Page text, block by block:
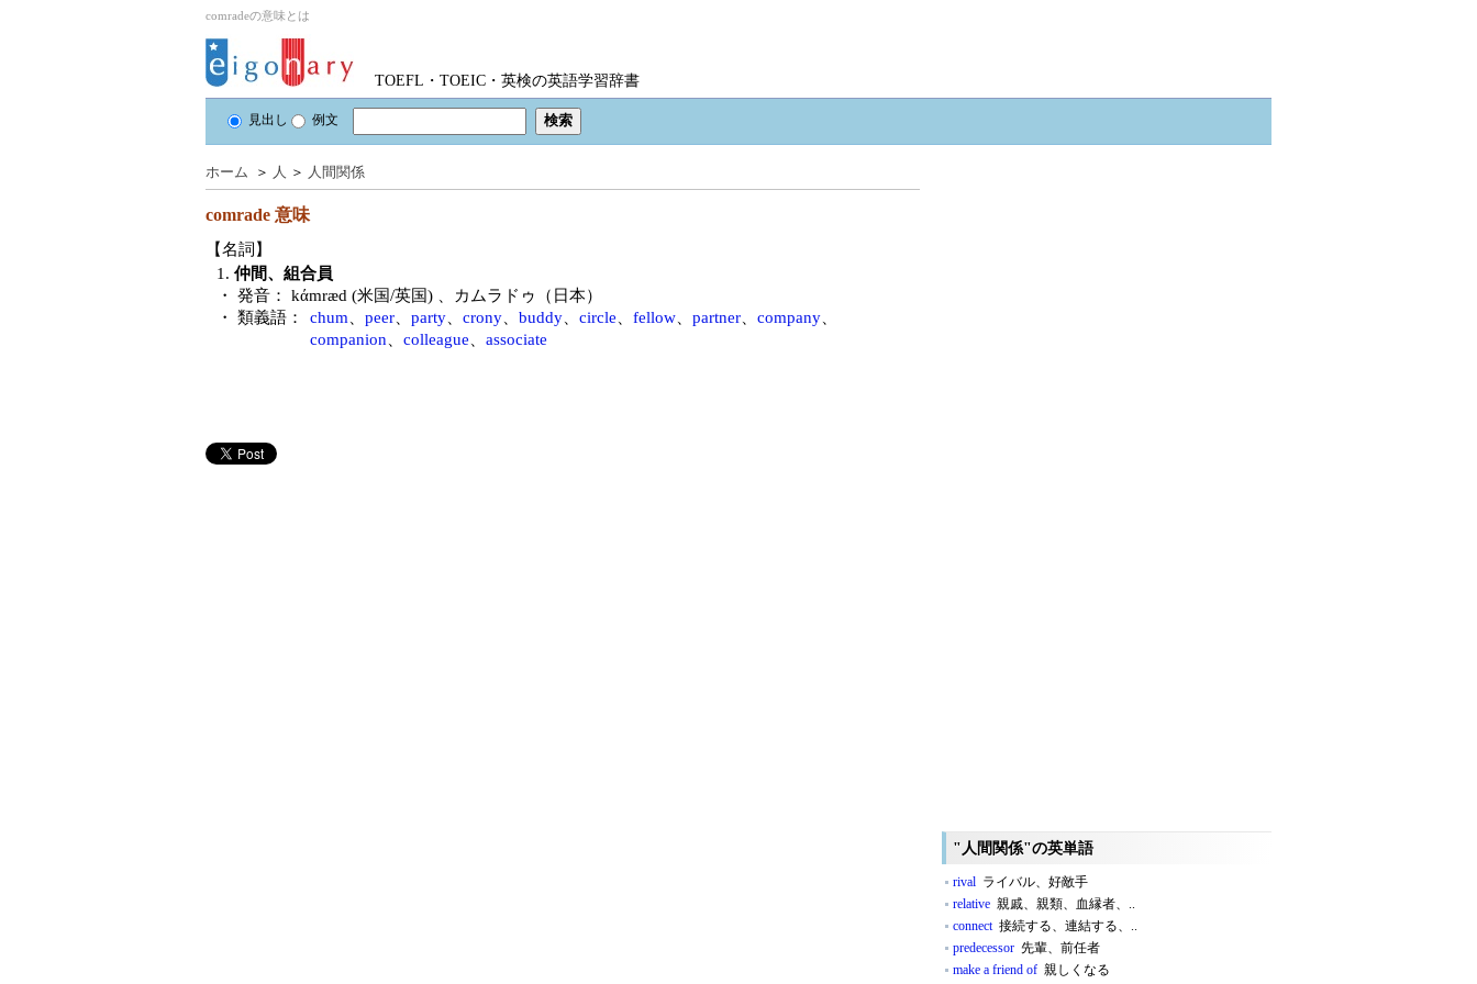
comradeの意味とは
TOEFL・TOEIC・英検の英語学習辞書
見出し 例文
ホーム ＞ 人 ＞ 人間関係
comrade 意味
【名詞】
1. 仲間、組合員
・ 発音：
kάmræd (米国/英国)
、カムラドゥ（日本）
・ 類義語：
chum peer party crony buddy circle fellow partner company
companion
colleague associate
"人間関係"の英単語
rival ライバル、好敵手
relative 親戚、親類、血縁者、..
connect接続する、連結する、..
predecessor 先輩、前任者
make a friend of 親しくなる